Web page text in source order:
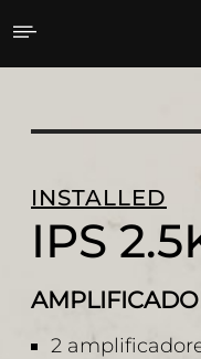
IPS 2.5K
INSTALLED
IPS
2